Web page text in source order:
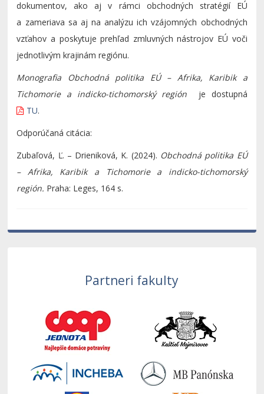
dokumentov, ako aj v rámci obchodných stratégií EÚ
a zameriava sa aj na analýzu ich vzájomných obchodných
vzťahov a poskytuje prehľad zmluvných nástrojov EÚ voči
jednotlivým krajinám regiónu.
Monografia Obchodná politika EÚ – Afrika, Karibik a
Tichomorie a indicko-tichomorský región je dostupná
TU.
Odporúčaná citácia:
Zubaľová, Ľ. – Drieniková, K. (2024). Obchodná politika EÚ
– Afrika, Karibik a Tichomorie a indicko-tichomorský
región. Praha: Leges, 164 s.
Partneri fakulty